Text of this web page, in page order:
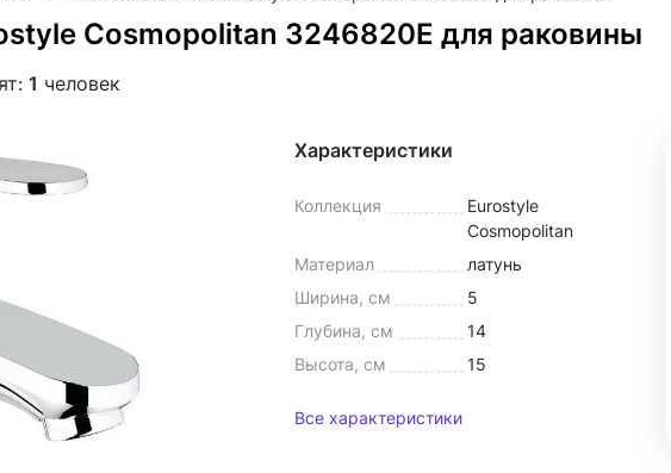
Cosmopolitan 3246820E для раковины
1 человек
Характеристики
Коллекция
Eurostyle
Cosmopolitan
Материал
латунь
Ширина, см
5
Глубина, см
14
Высота, см
15
Все характеристики